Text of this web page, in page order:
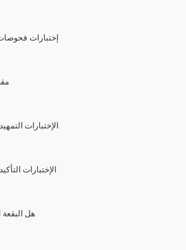
4- إختبارات
(11) الإختبارات
(12) الإختبارات
(13) هل